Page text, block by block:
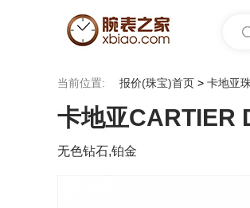
当前位置: 报价(珠宝)首页 > 卡地亚
卡地亚CARTIER
无色钻石,铂金